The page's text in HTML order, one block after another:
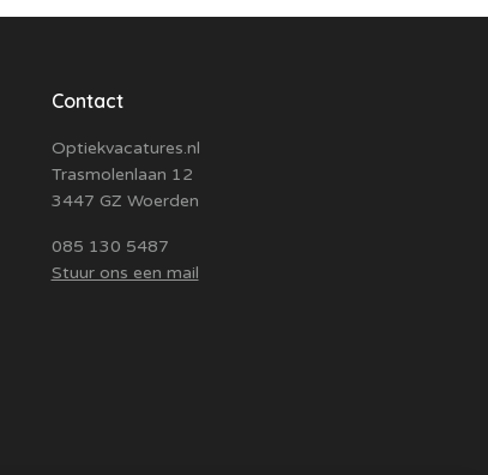
Contact
Optiekvacatures.nl
Trasmolenlaan 12
3447 GZ Woerden
085 130 5487
Stuur ons een mail